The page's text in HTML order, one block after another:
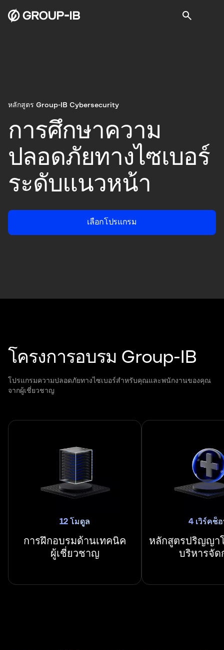
หลักสูตร Group-IB Cybersecurity
การศึกษาความ
ปลอดภัยทางไซเบอร์
ระดับแนวหน้า
เลือกโปรแกรม
โครงการอบรม Group-IB
โปรแกรมความปลอดภัยทางไซเบอร์สำหรับคุณและพนักงานของคุณ
จากผู้เชี่ยวชาญ
12 โมดูล
การฝึกอบรมด้านเทคนิค
ผู้เชี่ยวชาญ
4 เวิร์คช็
หลักสูตรปริญญา
บริหารจัด